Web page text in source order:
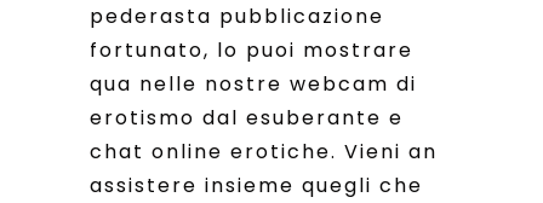
pederasta pubblicazione
fortunato, lo puoi mostrare
qua nelle nostre webcam di
erotismo dal esuberante e
chat online erotiche. Vieni an
assistere insieme quegli che